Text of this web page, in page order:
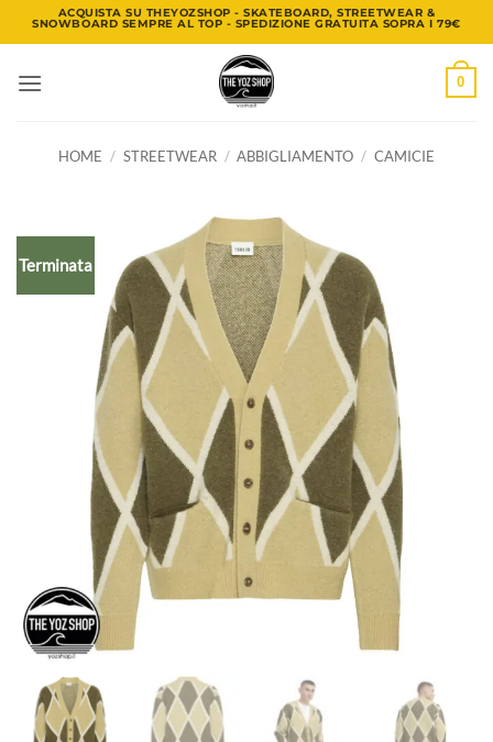
ai
ACQUISTA SU THEYOZSHOP - SKATEBOARD, STREETWEAR &
SNOWBOARD SEMPRE AL TOP - SPEDIZIONE GRATUITA SOPRA I 79€
0
HOME / STREETWEAR / ABBIGLIAMENTO / CAMICIE
Terminata